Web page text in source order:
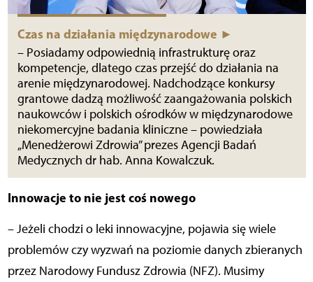
Czas na działania międzynarodowe ►
– Posiadamy odpowiednią infrastrukturę oraz
kompetencje, dlatego czas przejść do działania na
arenie międzynarodowej. Nadchodzące konkursy
grantowe dadzą możliwość zaangażowania polskich
naukowców i polskich ośrodków w międzynarodowe
niekomercyjne badania kliniczne – powiedziała
„Menedżerowi Zdrowia” prezes Agencji Badań
Medycznych dr hab. Anna Kowalczuk.
Innowacje to nie jest coś nowego
– Jeżeli chodzi o leki innowacyjne, pojawia się wiele
problemów czy wyzwań na poziomie danych zbieranych
przez Narodowy Fundusz Zdrowia (NFZ). Musimy